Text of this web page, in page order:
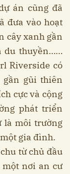
án cũng đã
đưa vào hoạt
cây xanh gần
du thuyền……
Riverside có
gần gũi thiên
cực và cộng
phát triển
là môi trường
gia đình.
từ chủ đầu
nơi an cư